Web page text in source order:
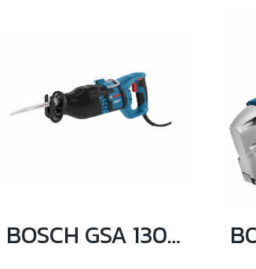
BOSCH GSA 1300 PCE เลื่อยชักอเนกประสงค์ 1,300 วัตต์